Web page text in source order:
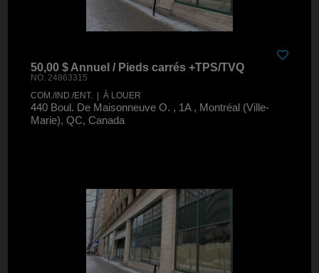
50,00 $ Annuel / Pieds carrés +TPS/TVQ
NO. 24863315
COM./IND./ENT. | À LOUER
440 Boul. De Maisonneuve O. , 1A , Montréal (Ville-
Marie), QC, Canada